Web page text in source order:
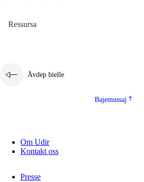
Ressursa
Åvdep bielle
Bajemussaj
Om Udir
Kontakt oss
Presse